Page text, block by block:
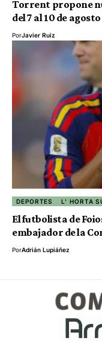
Torrent propone
del 7 al 10 de agosto
PorJavier Ruiz
DEPORTES L' HORTA
El futbolista de
embajador de la
PorAdrián Lupiáñez